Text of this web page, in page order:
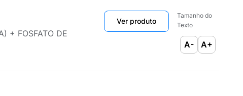
+ FOSFATO DE
Ver produto
Tamanho do
Texto
A- A+